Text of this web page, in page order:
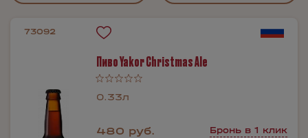
73092
Пиво Yakor Christmas Ale
0.33л
480 руб. Бронь в 1 клик